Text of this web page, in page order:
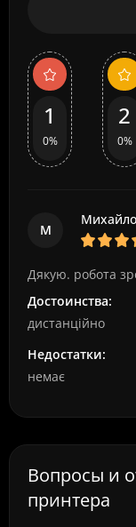
1
0%
2
0%
М
Михайло
Дякую. робота
Достоинства:
дистанційно
Недостатки:
немає
Вопросы и
принтера